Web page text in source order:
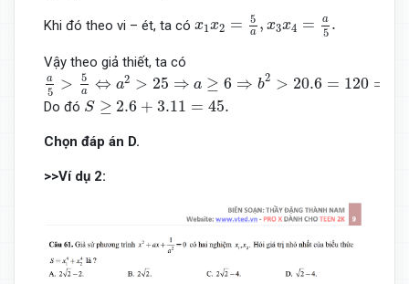
Khi đó theo vi – ét, ta có x1x2 = 5
a , x3x4 = a
5 .
a,
Vậy theo giả thiết, ta có
a
5 > 5
a ⇔ a2 > 25 ⇒ a ≥ 6 ⇒ b2 > 20.6 = 120 ⇒
a5> 5a⇔a2 >25⇒a ≥6 =120
Do đó S ≥ 2.6 + 3.11 = 45.
S≥2.6 +3.11 =45.
Chọn đáp án D.
>>Ví dụ 2: